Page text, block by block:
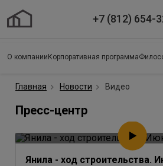
+7 (812) 654-
О компании Корпоративная программа
Главная Новости Видео
Пресс-центр
Янила - ход строительства.